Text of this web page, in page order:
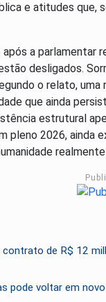
e atitudes que,
após a
desligados.
o relato,
que ainda
estrutural
pleno 2026,
de R$ 12
pode voltar em